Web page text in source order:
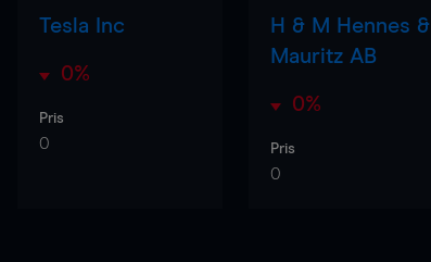
Tesla Inc
0%
Pris
0
H & M Hennes &
Mauritz AB
0%
Pris
0